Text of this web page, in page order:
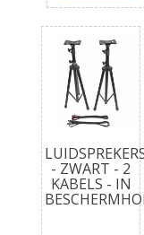
- ZWART - 2
KABELS - IN